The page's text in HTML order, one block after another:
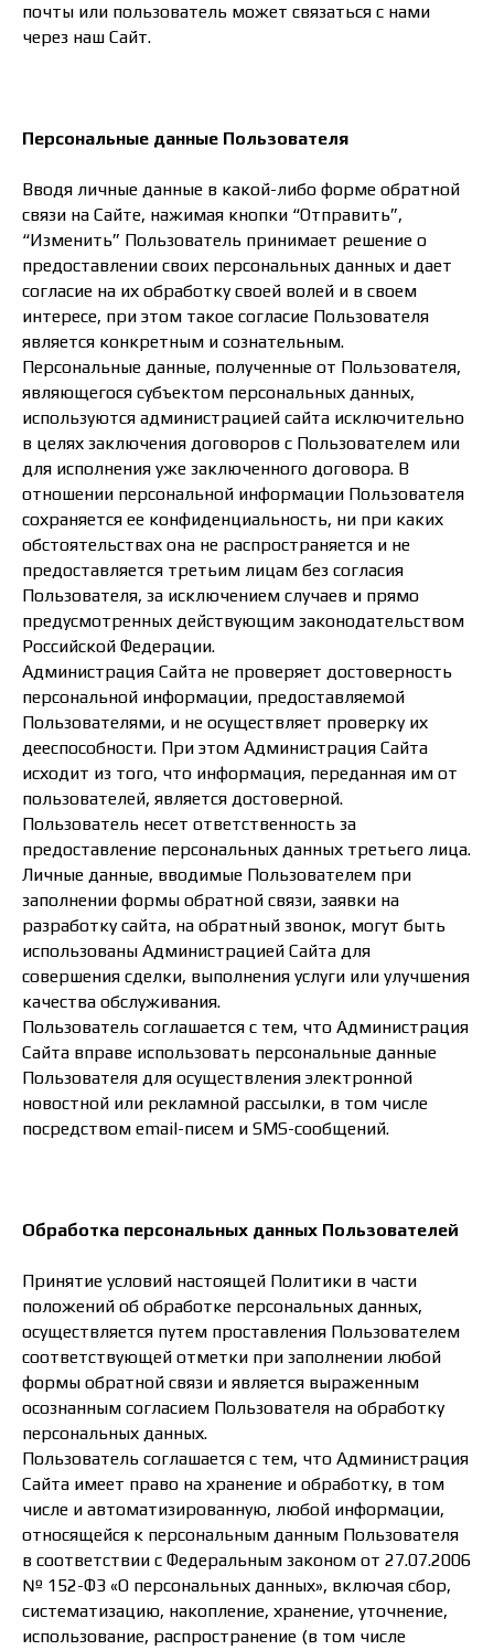
почты или пользователь может связаться с нами
через наш Сайт.
Персональные данные Пользователя
Вводя личные данные в какой-либо форме обратной
связи на Сайте, нажимая кнопки “Отправить”,
“Изменить” Пользователь принимает решение о
предоставлении своих персональных данных и дает
согласие на их обработку своей волей и в своем
интересе, при этом такое согласие Пользователя
является конкретным и сознательным.
Персональные данные, полученные от Пользователя,
являющегося субъектом персональных данных,
используются администрацией сайта исключительно
в целях заключения договоров с Пользователем или
для исполнения уже заключенного договора. В
отношении персональной информации Пользователя
сохраняется ее конфиденциальность, ни при каких
обстоятельствах она не распространяется и не
предоставляется третьим лицам без согласия
Пользователя, за исключением случаев и прямо
предусмотренных действующим законодательством
Российской Федерации.
Администрация Сайта не проверяет достоверность
персональной информации, предоставляемой
Пользователями, и не осуществляет проверку их
дееспособности. При этом Администрация Сайта
исходит из того, что информация, переданная им от
пользователей, является достоверной.
Пользователь несет ответственность за
предоставление персональных данных третьего лица.
Личные данные, вводимые Пользователем при
заполнении формы обратной связи, заявки на
разработку сайта, на обратный звонок, могут быть
использованы Администрацией Сайта для
совершения сделки, выполнения услуги или улучшения
качества обслуживания.
Пользователь соглашается с тем, что Администрация
Сайта вправе использовать персональные данные
Пользователя для осуществления электронной
новостной или рекламной рассылки, в том числе
посредством email-писем и SMS-сообщений.
Обработка персональных данных Пользователей
Принятие условий настоящей Политики в части
положений об обработке персональных данных,
осуществляется путем проставления Пользователем
соответствующей отметки при заполнении любой
формы обратной связи и является выраженным
осознанным согласием Пользователя на обработку
персональных данных.
Пользователь соглашается с тем, что Администрация
Сайта имеет право на хранение и обработку, в том
числе и автоматизированную, любой информации,
относящейся к персональным данным Пользователя
в соответствии с Федеральным законом от 27.07.2006
№ 152-ФЗ «О персональных данных», включая сбор,
систематизацию, накопление, хранение, уточнение,
использование, распространение (в том числе